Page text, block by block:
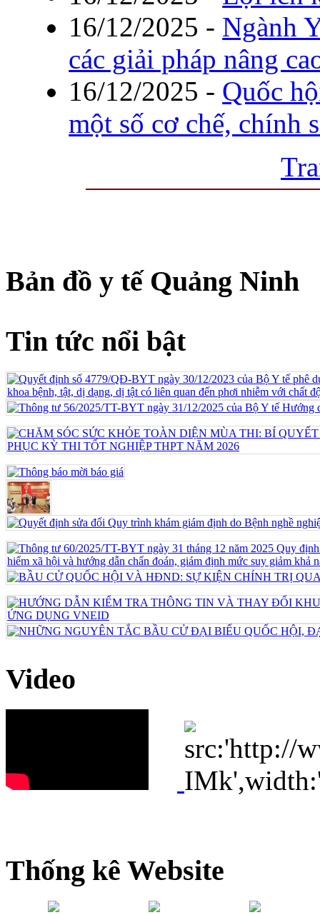
16/12/2025 - Ngành
các giải pháp nâng
16/12/2025 - Quốc
một số cơ chế, chính
Bản đồ y tế Quảng Ninh
Tin tức nổi bật
Video
Thống kê Website